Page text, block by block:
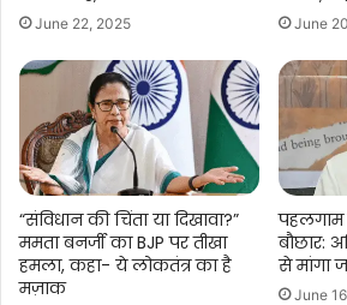
June 22, 2025 June
“संविधान की चिंता या दिखावा?”
ममता बनर्जी का BJP पर तीखा
हमला, कहा- ये लोकतंत्र का है
मज़ाक
बौछार:
से मांगा
June